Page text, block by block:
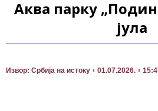
Аква парку
јула
Извор: Србија на истоку 01.07.2026.